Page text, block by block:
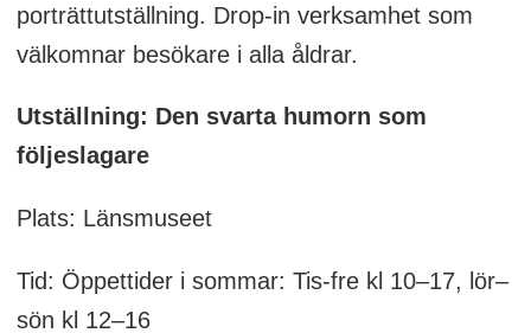
porträttutställning. Drop-in verksamhet som
välkomnar besökare i alla åldrar.
Utställning: Den svarta humorn som
följeslagare
Plats: Länsmuseet
Tid: Öppettider i sommar: Tis-fre kl 10–17, lör–
sön kl 12–16